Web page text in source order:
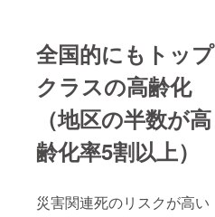
全国的にも トップ
クラスの高齢化
（地区の半数が高
齢化率5割以上）
災害関連死のリスクが高い